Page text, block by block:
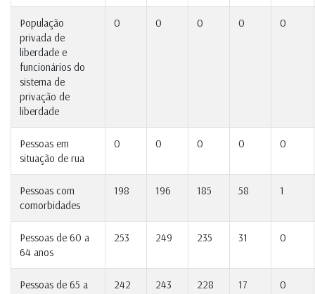
População
privada de
liberdade e
funcionários do
sistema de
privação de
liberdade
0 0 0 0 0
Pessoas em
situação de rua
0 0 0 0 0
Pessoas com
comorbidades
198 196 185 58 1
Pessoas de 60 a
64 anos
253 249 235 31 0
Pessoas de 65 a
242 243 228 17 0